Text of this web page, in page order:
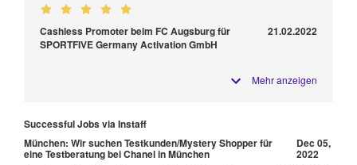
Cashless Promoter beim FC Augsburg für
SPORTFIVE Germany Activation GmbH
21.02.2022
Mehr anzeigen
Successful Jobs via Instaff
München: Wir suchen Testkunden/Mystery Shopper für
eine Testberatung bei Chanel in München
Dec 05,
2022